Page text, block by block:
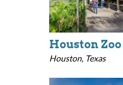
Houston Zoo
Houston, Texas